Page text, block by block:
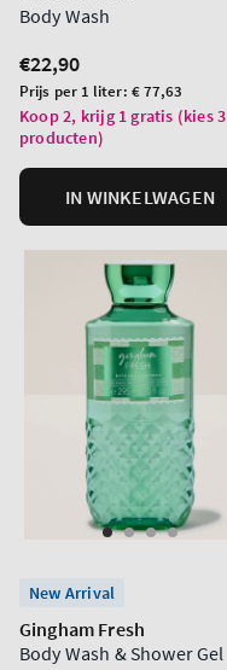
Body Wash
Normale
prijs
€22,90
Prijs
per
eenheid
Prijs per 1 liter: € 77,63
Koop 2, krijg 1 gratis (kies 3
producten)
IN WINKELWAGEN
New Arrival
Gingham Fresh
Body Wash & Shower Gel